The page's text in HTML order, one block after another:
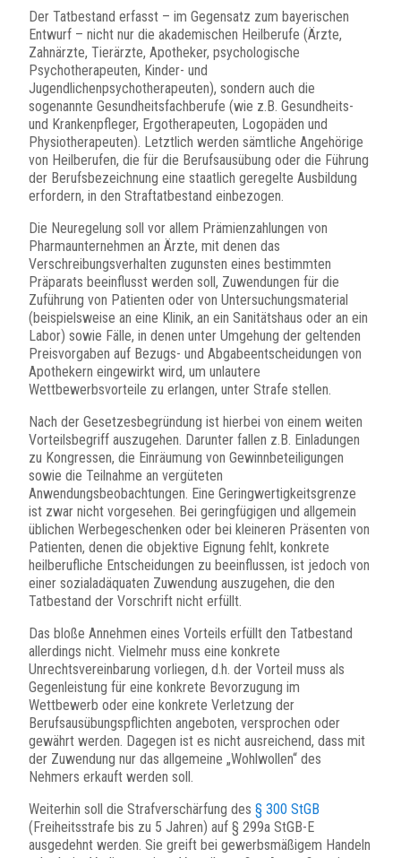
Der Tatbestand erfasst – im Gegensatz zum bayerischen
Entwurf – nicht nur die akademischen Heilberufe (Ärzte,
Zahnärzte, Tierärzte, Apotheker, psychologische
Psychotherapeuten, Kinder- und
Jugendlichenpsychotherapeuten), sondern auch die
sogenannte Gesundheitsfachberufe (wie z.B. Gesundheits-
und Krankenpfleger, Ergotherapeuten, Logopäden und
Physiotherapeuten). Letztlich werden sämtliche Angehörige
von Heilberufen, die für die Berufsausübung oder die Führung
der Berufsbezeichnung eine staatlich geregelte Ausbildung
erfordern, in den Straftatbestand einbezogen.
Die Neuregelung soll vor allem Prämienzahlungen von
Pharmaunternehmen an Ärzte, mit denen das
Verschreibungsverhalten zugunsten eines bestimmten
Präparats beeinflusst werden soll, Zuwendungen für die
Zuführung von Patienten oder von Untersuchungsmaterial
(beispielsweise an eine Klinik, an ein Sanitätshaus oder an ein
Labor) sowie Fälle, in denen unter Umgehung der geltenden
Preisvorgaben auf Bezugs- und Abgabeentscheidungen von
Apothekern eingewirkt wird, um unlautere
Wettbewerbsvorteile zu erlangen, unter Strafe stellen.
Nach der Gesetzesbegründung ist hierbei von einem weiten
Vorteilsbegriff auszugehen. Darunter fallen z.B. Einladungen
zu Kongressen, die Einräumung von Gewinnbeteiligungen
sowie die Teilnahme an vergüteten
Anwendungsbeobachtungen. Eine Geringwertigkeitsgrenze
ist zwar nicht vorgesehen. Bei geringfügigen und allgemein
üblichen Werbegeschenken oder bei kleineren Präsenten von
Patienten, denen die objektive Eignung fehlt, konkrete
heilberufliche Entscheidungen zu beeinflussen, ist jedoch von
einer sozialadäquaten Zuwendung auszugehen, die den
Tatbestand der Vorschrift nicht erfüllt.
Das bloße Annehmen eines Vorteils erfüllt den Tatbestand
allerdings nicht. Vielmehr muss eine konkrete
Unrechtsvereinbarung vorliegen, d.h. der Vorteil muss als
Gegenleistung für eine konkrete Bevorzugung im
Wettbewerb oder eine konkrete Verletzung der
Berufsausübungspflichten angeboten, versprochen oder
gewährt werden. Dagegen ist es nicht ausreichend, dass mit
der Zuwendung nur das allgemeine „Wohlwollen“ des
Nehmers erkauft werden soll.
Weiterhin soll die Strafverschärfung des § 300 StGB
(Freiheitsstrafe bis zu 5 Jahren) auf § 299a StGB-E
ausgedehnt werden. Sie greift bei gewerbsmäßigem Handeln